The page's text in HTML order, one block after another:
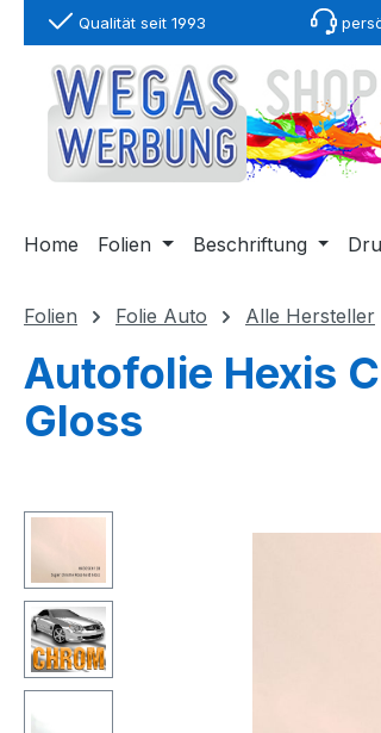
Zur Hauptnavigation
Qualität seit 1993
Home Folien Beschriftung
Folien Folie Auto Alle Hersteller
Autofolie Hexis
Gloss
Bildergalerie überspringen